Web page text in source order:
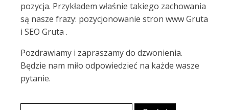
pozycja. Przykładem właśnie takiego zachowania
są nasze frazy: pozycjonowanie stron www Gruta
i SEO Gruta .
Pozdrawiamy i zapraszamy do dzwonienia.
Będzie nam miło odpowiedzieć na każde wasze
pytanie.